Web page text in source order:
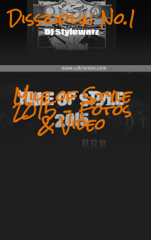
Dissziplin No.1
DJ Stylewarz
Mile of Style
2015 – Fotos
& Video